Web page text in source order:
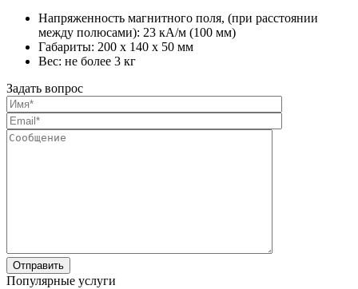
Напряженность магнитного поля, (при расстоянии
между полюсами): 23 кА/м (100 мм)
Габариты: 200 х 140 х 50 мм
Вес: не более 3 кг
Задать вопрос
Популярные услуги